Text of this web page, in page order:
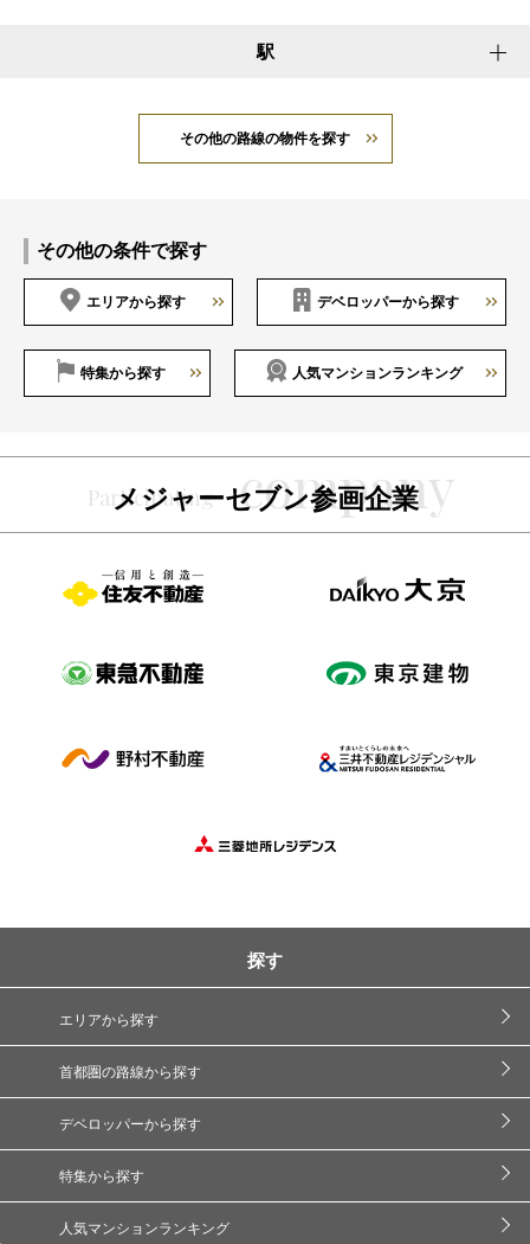
駅
その他の路線の物件を探す
その他の条件で探す
エリアから探す デベロッパーから探す
特集から探す 人気マンションランキング
メジャーセブン参画企業
探す
エリアから探す
首都圏の路線から探す
デベロッパーから探す
特集から探す
人気マンションランキング